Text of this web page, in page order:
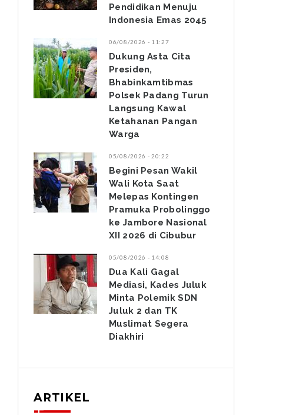
Pendidikan Menuju
Indonesia Emas 2045
06/08/2026 - 11:27
Dukung Asta Cita
Presiden,
Bhabinkamtibmas
Polsek Padang Turun
Langsung Kawal
Ketahanan Pangan
Warga
05/08/2026 - 20:22
Begini Pesan Wakil
Wali Kota Saat
Melepas Kontingen
Pramuka Probolinggo
ke Jambore Nasional
XII 2026 di Cibubur
05/08/2026 - 14:08
Dua Kali Gagal
Mediasi, Kades Juluk
Minta Polemik SDN
Juluk 2 dan TK
Muslimat Segera
Diakhiri
ARTIKEL